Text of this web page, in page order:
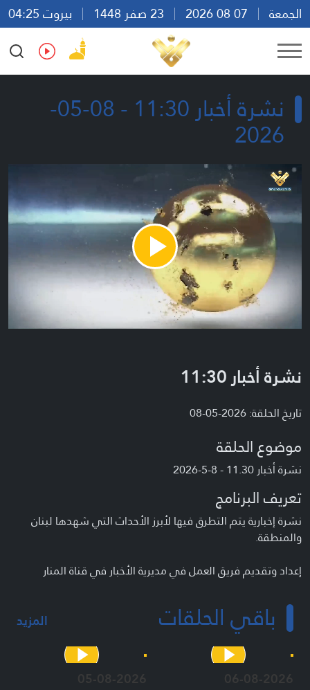
الجمعة
بيروت 04:25
Ar
En Fr Es
نشرة أخبار 11:30 - 08-05-
2026
Play
Video
نشرة أخبار 11:30
تاريخ الحلقة: 2026-05-08
موضوع الحلقة
نشرة أخبار 11.30 - 8-5-2026
تعريف البرنامج
نشرة إخبارية يتم التطرق فيها لأبرز الأحداث التي شهدها لبنان
والمنطقة.
إعداد وتقديم فريق العمل في مديرية الأخبار في قناة المنار
باقي الحلقات المزيد
06-08-2026
05-08-2026